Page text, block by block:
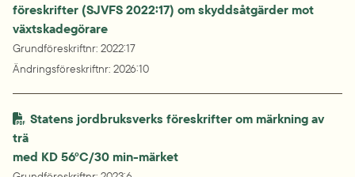
föreskrifter (SJVFS 2022:17) om skyddsåtgärder mot
växtskadegörare
Grundföreskriftnr: 2022:17
Ändringsföreskriftnr: 2026:10
Statens jordbruksverks föreskrifter om märkning av
trä
med KD 56°C/30 min-märket